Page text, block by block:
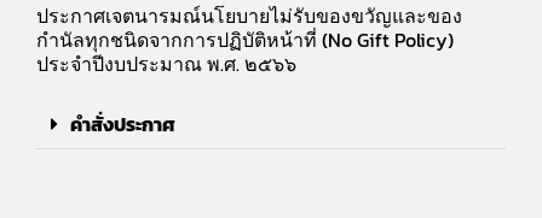
ประกาศเจตนารมณ์นโยบายไม่รับของขวัญและของ
กำนัลทุกชนิดจากการปฏิบัติหน้าที่ (No Gift Policy)
ประจำปีงบประมาณ พ.ศ. ๒๕๖๖
คำสั่งประกาศ